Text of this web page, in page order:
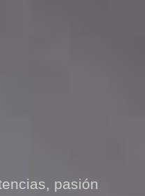
pasión